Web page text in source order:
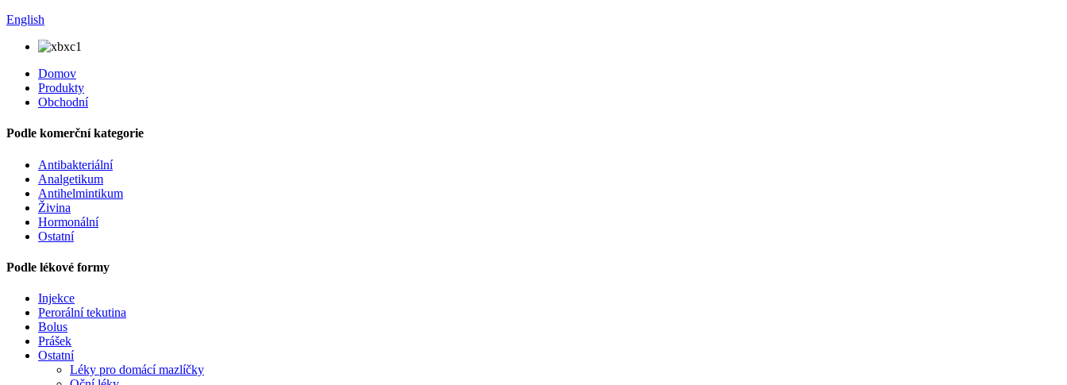
English
Domov
Produkty
Obchodní
Podle komerční kategorie
Antibakteriální
Analgetikum
Antihelmintikum
Živina
Hormonální
Ostatní
Podle lékové formy
Injekce
Perorální tekutina
Bolus
Prášek
Ostatní
Léky pro domácí mazlíčky